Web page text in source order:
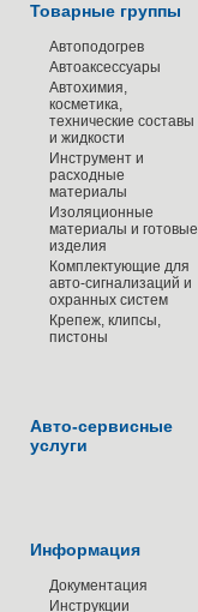
Товарные группы
Автоподогрев
Автоаксессуары
Автохимия,
косметика,
технические составы
и жидкости
Инструмент и
расходные
материалы
Изоляционные
материалы и готовые
изделия
Комплектующие для
авто-сигнализаций и
охранных систем
Крепеж, клипсы,
пистоны
Авто-сервисные
услуги
Информация
Документация
Инструкции